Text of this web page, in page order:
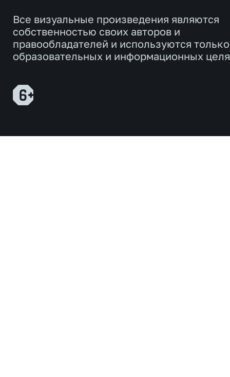
Все визуальные произведения являются
собственностью своих авторов и
правообладателей и используются
образовательных и информационных